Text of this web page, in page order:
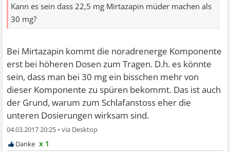
Kann es sein dass 22,5 mg Mirtazapin müder machen als
30 mg?
Bei Mirtazapin kommt die noradrenerge Komponente
erst bei höheren Dosen zum Tragen. D.h. es könnte
sein, dass man bei 30 mg ein bisschen mehr von
dieser Komponente zu spüren bekommt. Das ist auch
der Grund, warum zum Schlafanstoss eher die
unteren Dosierungen wirksam sind.
04.03.2017 20:25 •
x 1